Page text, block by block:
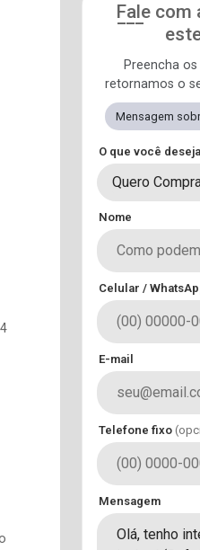
Fale com
Preencha
retornamos o
Mensagem
O que você
Quero
Nome
Celular /
E-mail
Telefone fixo
Mensagem